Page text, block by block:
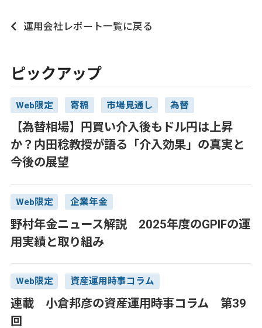
運用会社レポート一覧に戻る
ピックアップ
Web限定 寄稿 市場見通し 為替
【為替相場】円買い介入後もドル円は上昇
か？内田稔教授が語る「介入効果」の真実と
今後の展望
Web限定 企業年金
野村年金ニュース解説 2025年度のGPIFの運
用実績と取り組み
Web限定 資産運用時事コラム
連載 小倉邦彦の資産運用時事コラム 第39
回